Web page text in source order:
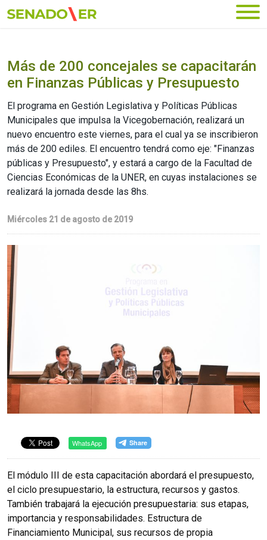
Ir al menú principal
Más de 200 concejales se capacitarán
en Finanzas Públicas y Presupuesto
El programa en Gestión Legislativa y Políticas Públicas
Municipales que impulsa la Vicegobernación, realizará un
nuevo encuentro este viernes, para el cual ya se inscribieron
más de 200 ediles. El encuentro tendrá como eje: "Finanzas
públicas y Presupuesto", y estará a cargo de la Facultad de
Ciencias Económicas de la UNER, en cuyas instalaciones se
realizará la jornada desde las 8hs.
Miércoles 21 de agosto de 2019
WhatsApp
El módulo III de esta capacitación abordará el presupuesto,
el ciclo presupuestario, la estructura, recursos y gastos.
También trabajará la ejecución presupuestaria: sus etapas,
importancia y responsabilidades. Estructura de
Financiamiento Municipal, sus recursos de propia